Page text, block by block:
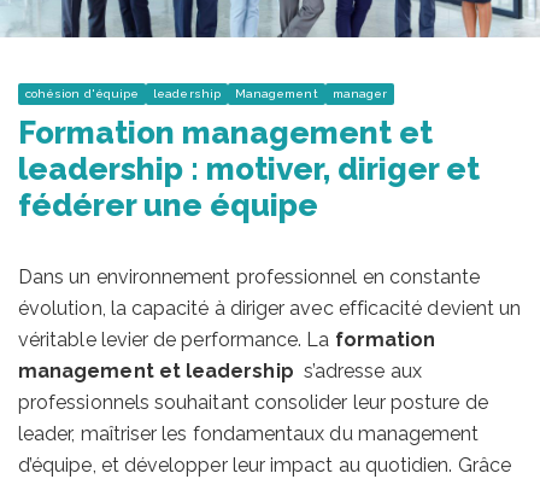
cohésion d'équipe leadership Management manager
Formation management et
leadership : motiver, diriger et
fédérer une équipe
Dans un environnement professionnel en constante
évolution, la capacité à diriger avec efficacité devient un
véritable levier de performance. La formation
management et leadership s’adresse aux
professionnels souhaitant consolider leur posture de
leader, maîtriser les fondamentaux du management
d’équipe, et développer leur impact au quotidien. Grâce